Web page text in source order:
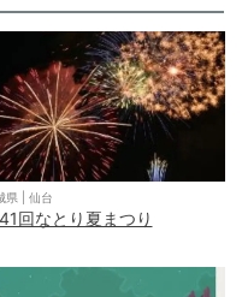
県| 仙台
回なとり夏まつり